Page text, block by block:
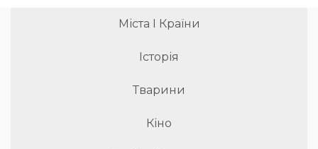
Міста І Країни
Історія
Тварини
Кіно